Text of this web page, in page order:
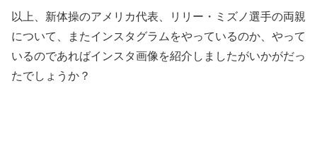
以上、新体操のアメリカ代表、リリー・ミズノ選手の両親
について、またインスタグラムをやっているのか、やって
いるのであればインスタ画像を紹介しましたがいかがだっ
たでしょうか？